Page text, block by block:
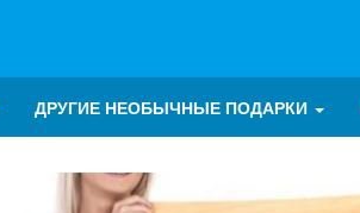
ДРУГИЕ НЕОБЫЧНЫЕ ПОДАРКИ